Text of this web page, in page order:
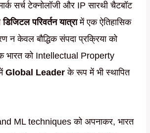
सर्च टेक्नोलॉजी और IP सारथी चैटबॉट
डिजिटल परिवर्तन यात्रामें एक ऐतिहासिक
केवल बौद्धिक संपदा प्रक्रिया को
भारत को Intellectual Property
Global Leader के रूप में भी स्थापित
ML techniques को अपनाकर, भारत